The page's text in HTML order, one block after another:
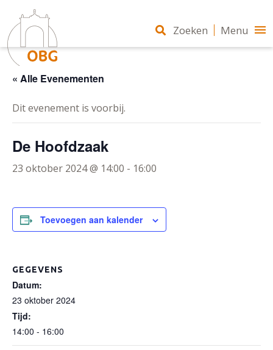
« Alle Evenementen
Dit evenement is voorbij.
De Hoofdzaak
23 oktober 2024 @ 14:00 - 16:00
Toevoegen aan kalender
GEGEVENS
Datum:
23 oktober 2024
Tijd:
14:00 - 16:00
Zoeken Menu